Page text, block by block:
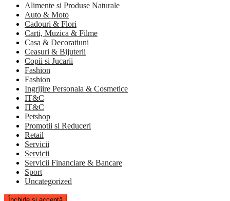
Alimente si Produse Naturale
Auto & Moto
Cadouri & Flori
Carti, Muzica & Filme
Casa & Decoratiuni
Ceasuri & Bijuterii
Copii si Jucarii
Fashion
Fashion
Ingrijire Personala & Cosmetice
IT&C
IT&C
Petshop
Promotii si Reduceri
Retail
Servicii
Servicii
Servicii Financiare & Bancare
Sport
Uncategorized